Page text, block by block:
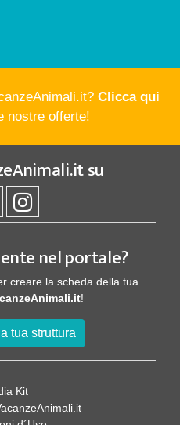
Clicca qui
nostre offerte!
su
nel portale?
creare la scheda della tua
!
tua struttura
Kit